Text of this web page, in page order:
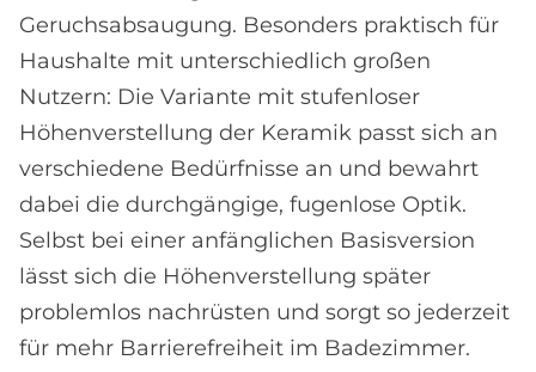
Geruchsabsaugung. Besonders praktisch für
Haushalte mit unterschiedlich großen
Nutzern: Die Variante mit stufenloser
Höhenverstellung der Keramik passt sich an
verschiedene Bedürfnisse an und bewahrt
dabei die durchgängige, fugenlose Optik.
Selbst bei einer anfänglichen Basisversion
lässt sich die Höhenverstellung später
problemlos nachrüsten und sorgt so jederzeit
für mehr Barrierefreiheit im Badezimmer.